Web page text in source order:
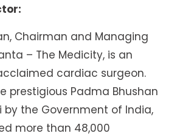
Chairman and Managing
– The Medicity, is an
cardiac surgeon.
prestigious Padma Bhushan
by the Government of India,
more than 48,000